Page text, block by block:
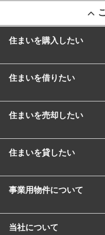
住まいを購入したい
住まいを借りたい
住まいを売却したい
住まいを貸したい
事業用物件について
当社について